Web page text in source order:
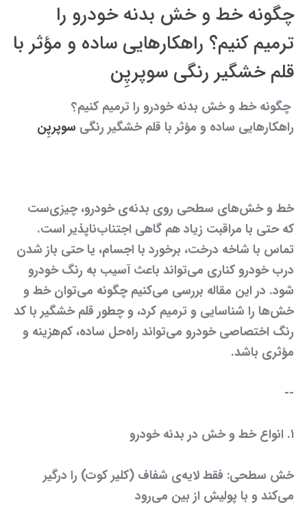
چگونه خط و خش بدنه خودرو را
ترمیم کنیم؟ راهکارهایی ساده و مؤثر با
قلم خشگیر رنگی سوپرپِن ​
چگونه خط و خش بدنه خودرو را ترمیم کنیم؟
راهکارهایی ساده و مؤثر با قلم خشگیر رنگی سوپرپِن
خط و خش‌های سطحی روی بدنه‌ی خودرو، چیزی‌ست
که حتی با مراقبت زیاد هم گاهی اجتناب‌ناپذیر است.
تماس با شاخه درخت، برخورد با اجسام، یا حتی باز شدن
درب خودرو کناری می‌تواند باعث آسیب به رنگ خودرو
شود. در این مقاله بررسی می‌کنیم چگونه می‌توان خط و
خش‌ها را شناسایی و ترمیم کرد، و چطور قلم خشگیر با کد
رنگ اختصاصی خودرو می‌تواند راه‌حل ساده، کم‌هزینه و
مؤثری باشد.
--
۱. انواع خط و خش در بدنه خودرو
خش سطحی: فقط لایه‌ی شفاف (کلیر کوت) را درگیر
می‌کند و با پولیش از بین می‌رود